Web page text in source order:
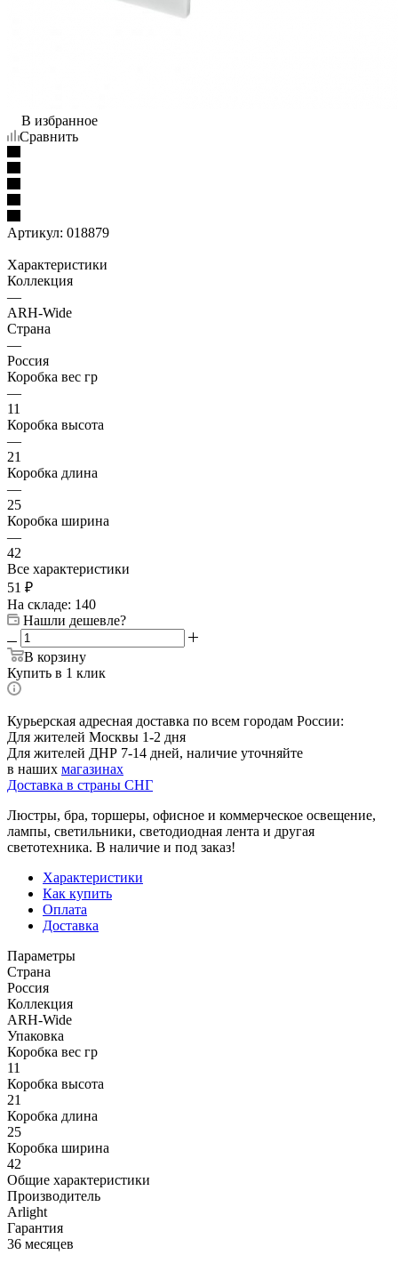
В избранное
Сравнить
Артикул: 018879
Характеристики
Коллекция
—
ARH-Wide
Страна
—
Россия
Коробка вес гр
—
11
Коробка высота
—
21
Коробка длина
—
25
Коробка ширина
—
42
Все характеристики
51 ₽
На складе: 140
Нашли дешевле?
В корзину
Купить в 1 клик
Курьерская адресная доставка по всем городам России:
Для жителей Москвы 1-2 дня
Для жителей ДНР 7-14 дней, наличие уточняйте
в наших магазинах
Доставка в страны СНГ
Люстры, бра, торшеры, офисное и коммерческое освещение,
лампы, светильники, светодиодная лента и другая
светотехника. В наличие и под заказ!
Характеристики
Как купить
Оплата
Доставка
Параметры
Страна
Россия
Коллекция
ARH-Wide
Упаковка
Коробка вес гр
11
Коробка высота
21
Коробка длина
25
Коробка ширина
42
Общие характеристики
Производитель
Arlight
Гарантия
36 месяцев